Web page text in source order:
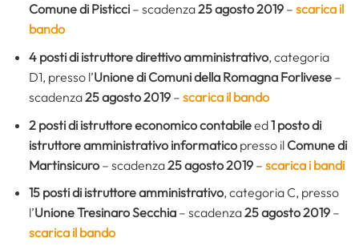
Comune di Pisticci – scadenza25 agosto 2019 – scarica il
bando
4 posti di istruttore direttivo amministrativo, categoria
D1, presso l’Unione di Comuni della Romagna Forlivese –
scadenza25 agosto 2019 – scarica il bando
2 posti di istruttore economico contabileed1 posto di
istruttore amministrativo informatico presso il Comune di
Martinsicuro – scadenza25 agosto 2019 – scarica i bandi
15 posti di istruttore amministrativo, categoria C, presso
l’Unione Tresinaro Secchia – scadenza25 agosto 2019 –
scarica il bando